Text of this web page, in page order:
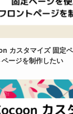
カスタマイズ 固定
ページを制作したい